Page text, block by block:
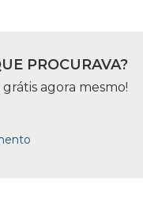
PROCURAVA?
agora mesmo!